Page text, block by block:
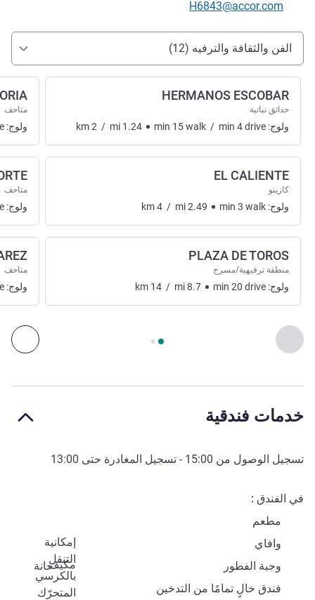
تواصل معنا عبر البريد الإلكتروني
H6843@accor.com
الوصول والتنقل
الفن والثقافة والترفيه (12)
السابق - الفن والثقافة والترفيهالصفحة
HERMANOS ESCOBAR
حدائق نباتية
ولوج: km2 / mi 1.24 min 15walk / min 4drive
EL CALIENTE
كازينو
ولوج: km4 / mi2.49 min 3 walk
PLAZA DE TOROS
منطقة ترفيهية/مسرح
ولوج: km 14 / mi8.7 min 20 drive
متاحف
ولوج:
متاحف
ولوج:
متاحف
ولوج:
خدمات فندقية
تسجيل الوصول من 15:00 - تسجيل المغادرة حتى 13:00
في الفندق
مطعم
إمكانية
التنقل
بالكرسي
المتحرّك
وافاي
مكيف
وجبة الفطور
حانة
فندق خالٍ تمامًا من التدخين